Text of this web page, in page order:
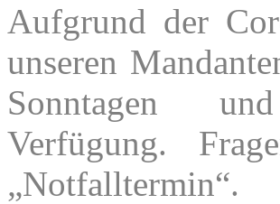
Aufgrund der
unseren
Sonntagen
Verfügung.
„Notfalltermin“.